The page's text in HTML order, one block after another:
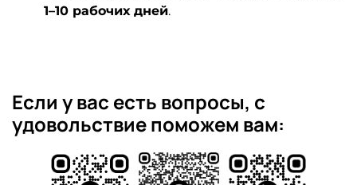
1–10 рабочих дней.
Если у вас есть вопросы, с
удовольствие поможем вам: